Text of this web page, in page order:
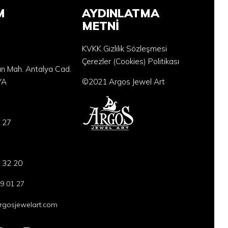
Mah. Antalya Cad.
27
32 20
01 27
AYDINLATMA
METNİ
KVKK Gizlilik Sözleşmesi
Çerezler (Cookies) Politikası
©2021 Argos Jewel Art